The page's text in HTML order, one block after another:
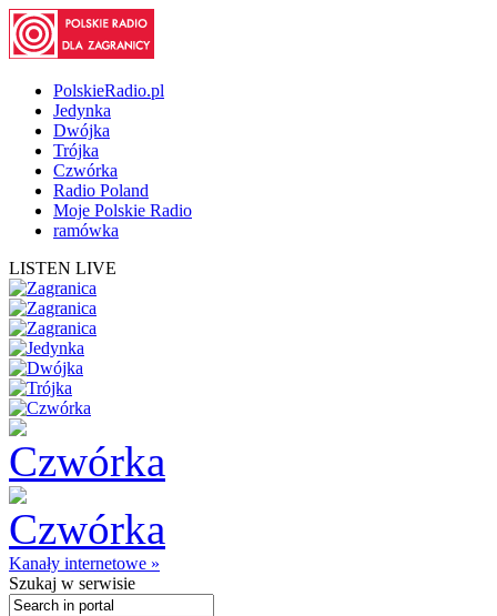
PolskieRadio.pl
Jedynka
Dwójka
Trójka
Czwórka
Radio Poland
Moje Polskie Radio
ramówka
LISTEN LIVE
Kanały internetowe »
Szukaj w serwisie